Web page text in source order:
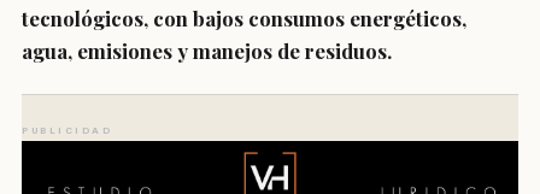
tecnológicos, con bajos consumos energéticos,
agua, emisiones y manejos de residuos.
PUBLICIDAD